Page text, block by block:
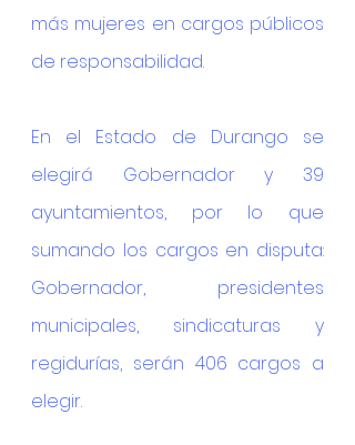
más mujeres en cargos públicos
de responsabilidad.
En el Estado de Durango se
elegirá Gobernador y 39
ayuntamientos, por lo que
sumando los cargos en disputa:
Gobernador, presidentes
municipales, sindicaturas y
regidurías, serán 406 cargos a
elegir.